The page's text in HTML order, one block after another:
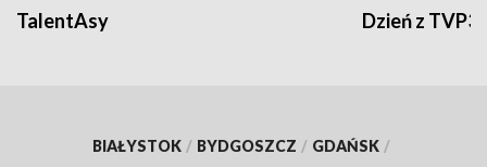
TalentAsy Dzień z TVP3
BIAŁYSTOK / BYDGOSZCZ / GDAŃSK /